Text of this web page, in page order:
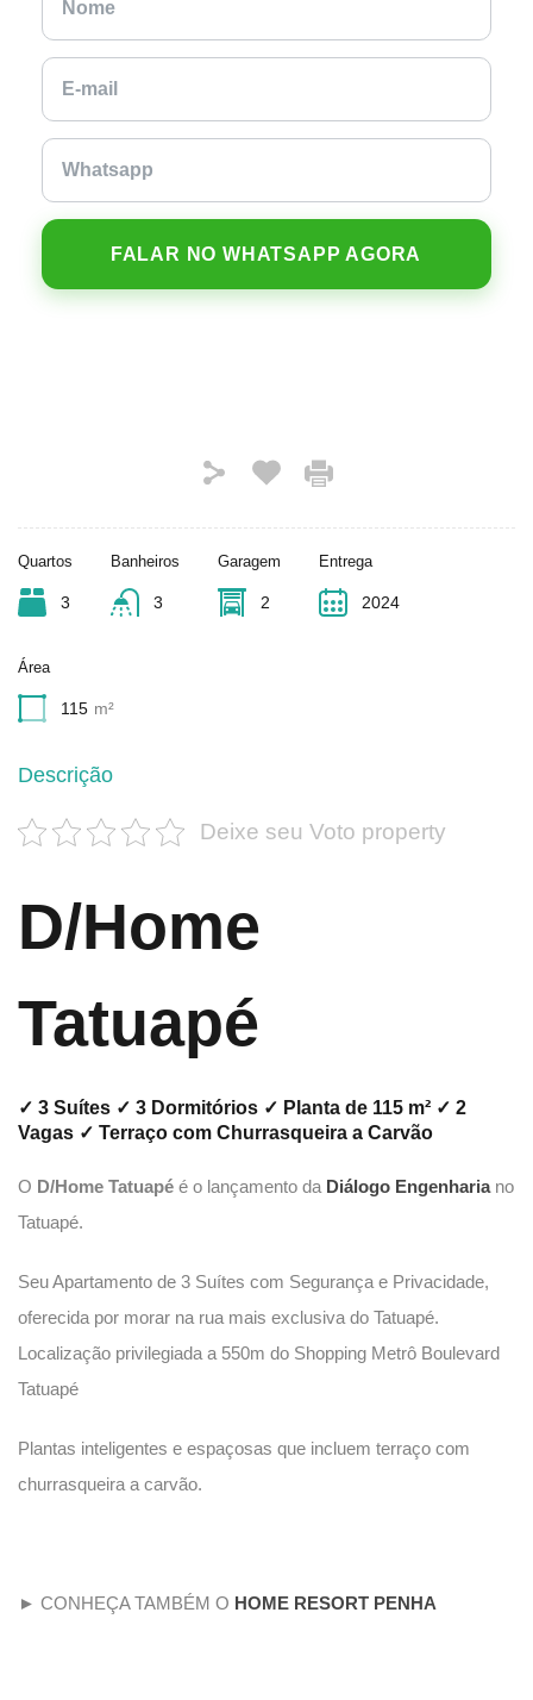
FALAR NO WHATSAPP AGORA
Quartos
3
Banheiros
3
Garagem
2
Entrega
2024
Área
115 m²
Descrição
Deixe seu Voto property
D/Home
Tatuapé
✓ 3 Suítes ✓ 3 Dormitórios ✓ Planta de 115 m² ✓ 2
Vagas ✓ Terraço com Churrasqueira a Carvão
O D/Home Tatuapé é o lançamento da Diálogo Engenhariano
Tatuapé.
Seu Apartamento de 3 Suítes com Segurança e Privacidade,
oferecida por morar na rua mais exclusiva do Tatuapé.
Localização privilegiada a 550m do Shopping Metrô Boulevard
Tatuapé
Plantas inteligentes e espaçosas que incluem terraço com
churrasqueira a carvão.
► CONHEÇA TAMBÉM O HOME RESORT PENHA